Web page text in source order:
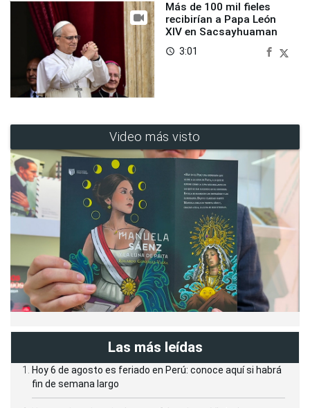
Más de 100 mil fieles
recibirían a Papa León
XIV en Sacsayhuaman
access_time 3:01
Video más visto
Las más leídas
Hoy 6 de agosto es feriado en Perú: conoce aquí si habrá
fin de semana largo